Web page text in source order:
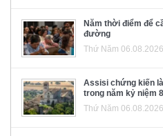
Năm thời điểm để
đường
Thứ Năm 06.08.2026
Assisi chứng kiến
trong năm kỷ niệm
Thứ Năm 06.08.2026